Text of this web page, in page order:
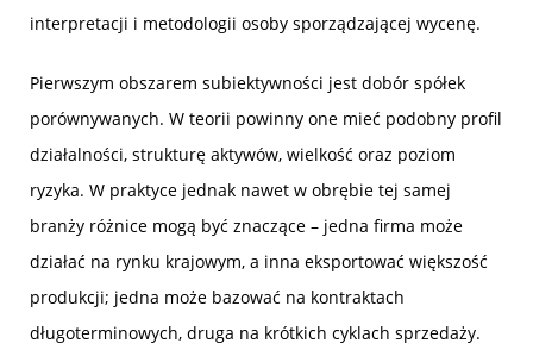
interpretacji i metodologii osoby sporządzającej wycenę.
Pierwszym obszarem subiektywności jest dobór spółek
porównywanych. W teorii powinny one mieć podobny profil
działalności, strukturę aktywów, wielkość oraz poziom
ryzyka. W praktyce jednak nawet w obrębie tej samej
branży różnice mogą być znaczące – jedna firma może
działać na rynku krajowym, a inna eksportować większość
produkcji; jedna może bazować na kontraktach
długoterminowych, druga na krótkich cyklach sprzedaży.